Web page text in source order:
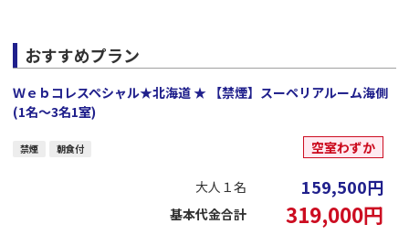
おすすめプラン
Ｗｅｂコレスペシャル★北海道 ★ 【禁煙】スーペリアルーム海側
(1名～3名1室)
禁煙 朝食付 空室わずか
大人１名 159,500円
基本代金合計 319,000円